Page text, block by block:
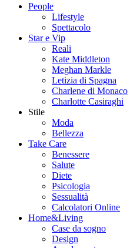
People
Lifestyle
Spettacolo
Star e Vip
Reali
Kate Middleton
Meghan Markle
Letizia di Spagna
Charlene di Monaco
Charlotte Casiraghi
Stile
Moda
Bellezza
Take Care
Benessere
Salute
Diete
Psicologia
Sessualità
Calcolatori Online
Home&Living
Case da sogno
Design